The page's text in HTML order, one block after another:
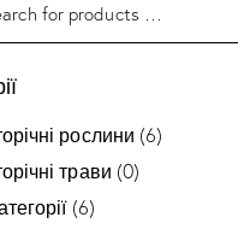
рослини (6)
трави (0)
(6)